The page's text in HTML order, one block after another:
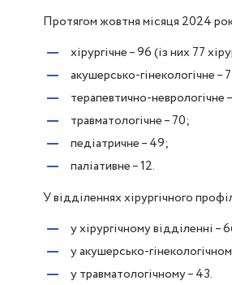
Протягом жовтня місяця 2024
хірургічне – 96 (із них 77
акушерсько-гінекологічне –
терапевтично-неврологічне
травматологічне – 70;
педіатричне – 49;
паліативне – 12.
У відділеннях хірургічного
у хірургічному відділенні –
у акушерсько-
у травматологічному – 43.